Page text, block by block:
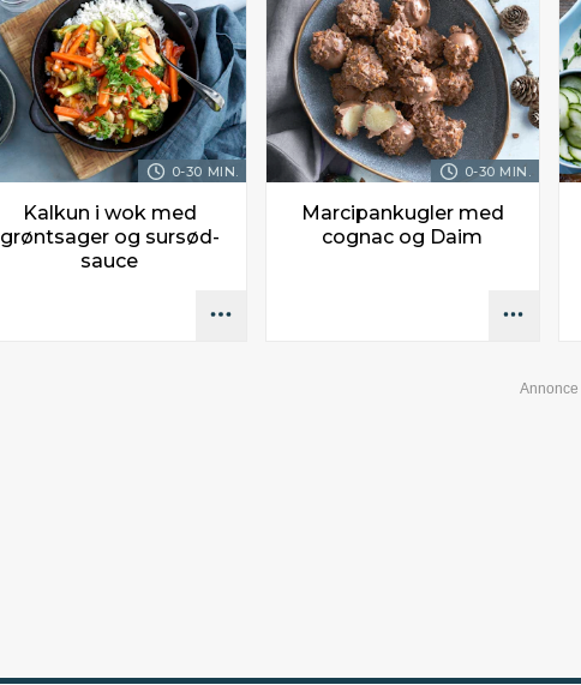
0-30 MIN.
Kalkun i wok med
grøntsager og sursød-
sauce
0-30 MIN.
Marcipankugler med
cognac og Daim